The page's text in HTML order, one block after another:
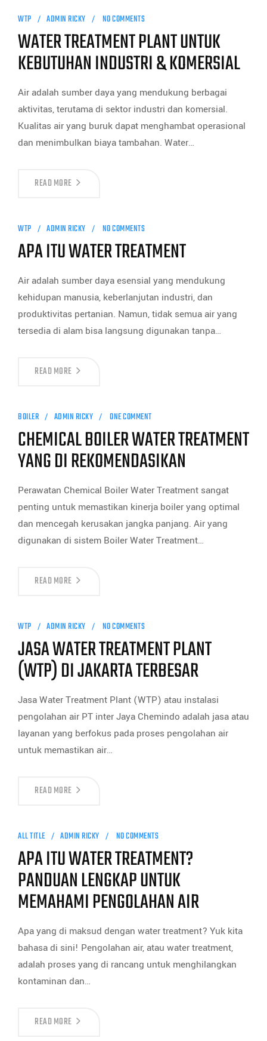
WTP ADMIN RICKY NO COMMENTS
WATER TREATMENT PLANT UNTUK
KEBUTUHAN INDUSTRI & KOMERSIAL
Air adalah sumber daya yang mendukung berbagai
aktivitas, terutama di sektor industri dan komersial.
Kualitas air yang buruk dapat menghambat operasional
dan menimbulkan biaya tambahan. Water…
READ MORE
WTP ADMIN RICKY NO COMMENTS
APA ITU WATER TREATMENT
Air adalah sumber daya esensial yang mendukung
kehidupan manusia, keberlanjutan industri, dan
produktivitas pertanian. Namun, tidak semua air yang
tersedia di alam bisa langsung digunakan tanpa…
READ MORE
BOILER ADMIN RICKY ONE COMMENT
CHEMICAL BOILER WATER TREATMENT
YANG DI REKOMENDASIKAN
Perawatan Chemical Boiler Water Treatment sangat
penting untuk memastikan kinerja boiler yang optimal
dan mencegah kerusakan jangka panjang. Air yang
digunakan di sistem Boiler Water Treatment…
READ MORE
WTP ADMIN RICKY NO COMMENTS
JASA WATER TREATMENT PLANT
(WTP) DI JAKARTA TERBESAR
Jasa Water Treatment Plant (WTP) atau instalasi
pengolahan air PT inter Jaya Chemindo adalah jasa atau
layanan yang berfokus pada proses pengolahan air
untuk memastikan air…
READ MORE
ALL TITLE ADMIN RICKY NO COMMENTS
APA ITU WATER TREATMENT?
PANDUAN LENGKAP UNTUK
MEMAHAMI PENGOLAHAN AIR
Apa yang di maksud dengan water treatment? Yuk kita
bahasa di sini! Pengolahan air, atau water treatment,
adalah proses yang di rancang untuk menghilangkan
kontaminan dan…
READ MORE